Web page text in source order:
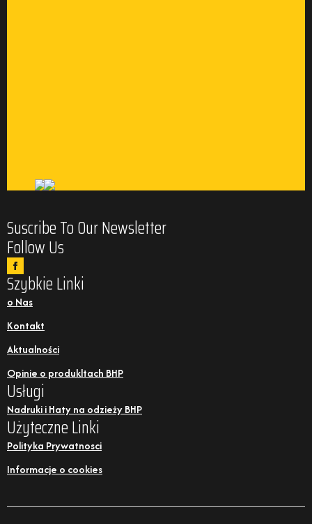
Suscribe To Our Newsletter
Follow Us
Szybkie Linki
o Nas
Kontakt
Aktualności
Opinie o produkltach BHP
Usługi
Nadruki i Haty na odzieży BHP
Użyteczne Linki
Polityka Prywatnosci
Informacje o cookies